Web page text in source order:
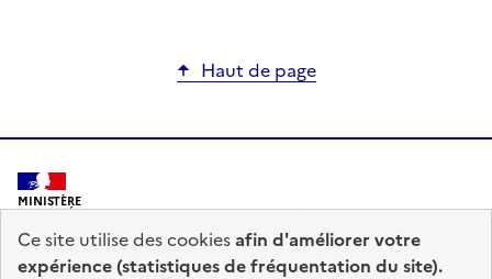
Haut de page
MINISTÈRE
DE L'INTÉRIEUR
Ce site utilise des cookiesafin d'améliorer votre
expérience (statistiques de fréquentation du site).